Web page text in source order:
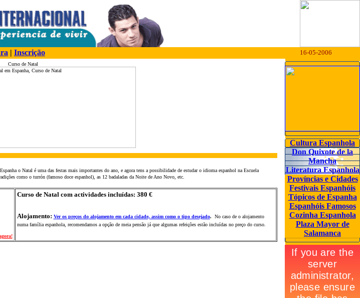
| Inscrição 16-05-2006
Curso de Natal
o Natal é uma das festas mais importantes do ano, e agora tens a possibilidade de estudar o idioma espanhol na Escuela
ões como o turrón (famoso doce espanhol), as 12 badaladas da Noite de Ano Novo, etc.
Curso de Natal com actividades incluídas: 380 €
Alojamento: Ver os preços do alojamento em cada cidade, assim como o tipo desejado. No caso de o alojamento
numa família espanhola, recomendamos a opçãode meia pensão já que algumas refeições estão incluídas no preço do curso.
Cultura Espanhola
Don Quixote de la
Mancha
Literatura Espanhola
Províncias e Cidades
Festivais Espanhóis
Tópicos de Espanha
Espanhóis Famosos
Cozinha Espanhola
Plaza Mayor de
Salamanca